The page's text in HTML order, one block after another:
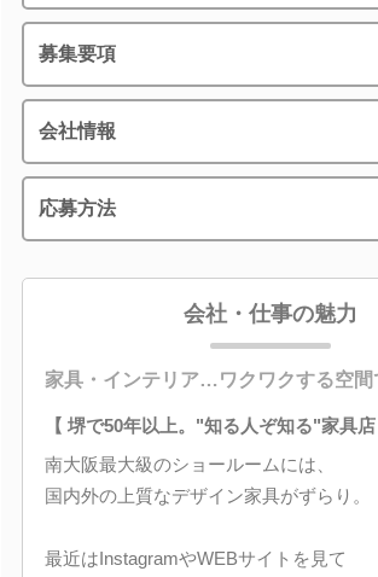
募集要項
会社情報
応募方法
会社・仕事の魅力
家具・インテリア…ワクワクする空間
【 堺で50年以上。"知る人ぞ知る"家具店
南大阪最大級のショールームには、
国内外の上質なデザイン家具がずらり。
最近はInstagramやWEBサイトを見て